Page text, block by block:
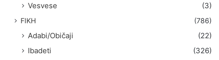
Vesvese
(3)
FIKH (786)
Adabi/Običaji
(22)
Ibadeti
(326)